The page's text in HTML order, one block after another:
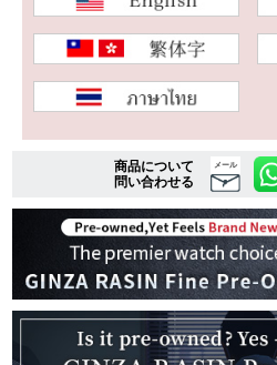
中古品
WEB限定品
複数条件で商品
詳細検索は
ご利用ガ
GINZA RASINのプレミアムクオ
商品について
問い合わせる
メール